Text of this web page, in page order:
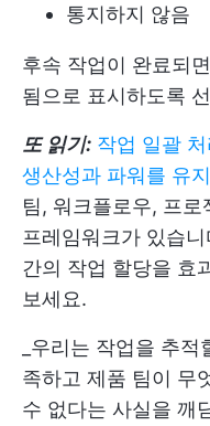
통지하지 않음
후속 작업이 완료되
됨으로 표시하도록
또 읽기: 작업 일괄
생산성과 파워를 유
팀, 워크플로우, 프
프레임워크가 있습
간의 작업 할당을 효
보세요.
_우리는 작업을 추
족하고 제품 팀이 무
수 없다는 사실을 깨